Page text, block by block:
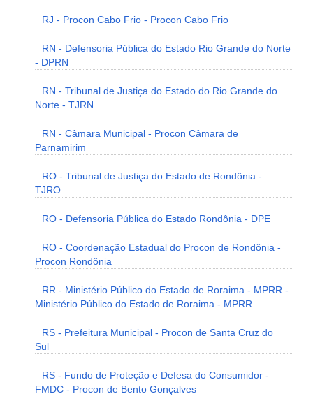
RJ - Procon Cabo Frio - Procon Cabo Frio
RN - Defensoria Pública do Estado Rio Grande do Norte
- DPRN
RN - Tribunal de Justiça do Estado do Rio Grande do
Norte - TJRN
RN - Câmara Municipal - Procon Câmara de
Parnamirim
RO - Tribunal de Justiça do Estado de Rondônia -
TJRO
RO - Defensoria Pública do Estado Rondônia - DPE
RO - Coordenação Estadual do Procon de Rondônia -
Procon Rondônia
RR - Ministério Público do Estado de Roraima - MPRR -
Ministério Público do Estado de Roraima - MPRR
RS - Prefeitura Municipal - Procon de Santa Cruz do
Sul
RS - Fundo de Proteção e Defesa do Consumidor -
FMDC - Procon de Bento Gonçalves